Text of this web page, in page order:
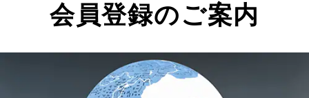
会員登録のご案内